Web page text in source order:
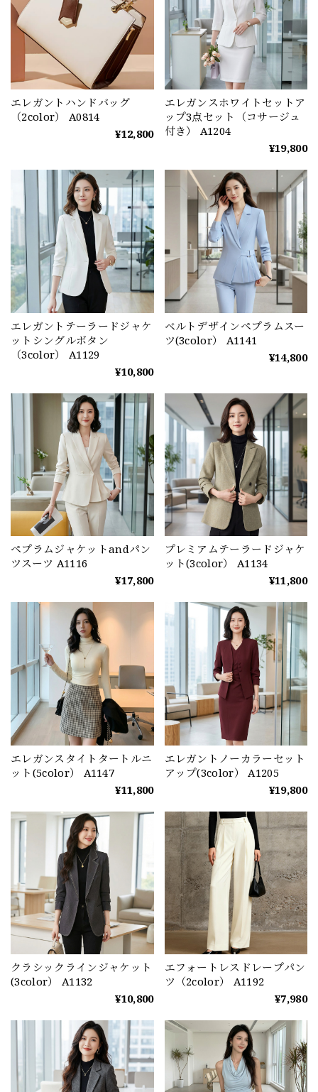
エレガントハンドバッグ
（2color） A0814
¥12,800
エレガンスホワイトセットア
ップ3点セット（コサージュ
付き） A1204
¥19,800
エレガントテーラードジャケ
ットシングルボタン
（3color） A1129
¥10,800
ベルトデザインペプラムスー
ツ(3color） A1141
¥14,800
ペプラムジャケットandパン
ツスーツ A1116
¥17,800
プレミアムテーラードジャケ
ット(3color） A1134
¥11,800
エレガンスタイトタートルニ
ット(5color） A1147
¥11,800
エレガントノーカラーセット
アップ(3color） A1205
¥19,800
クラシックラインジャケット
(3color） A1132
¥10,800
エフォートレスドレープパン
ツ（2color） A1192
¥7,980